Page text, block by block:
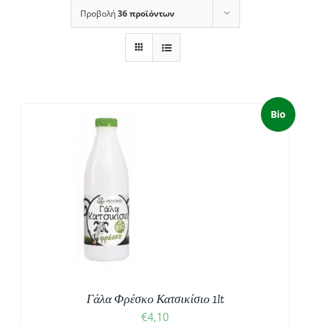
Προβολή36 προϊόντων
Bio
Γάλα Φρέσκο Κατσικίσιο 1lt
€4,10